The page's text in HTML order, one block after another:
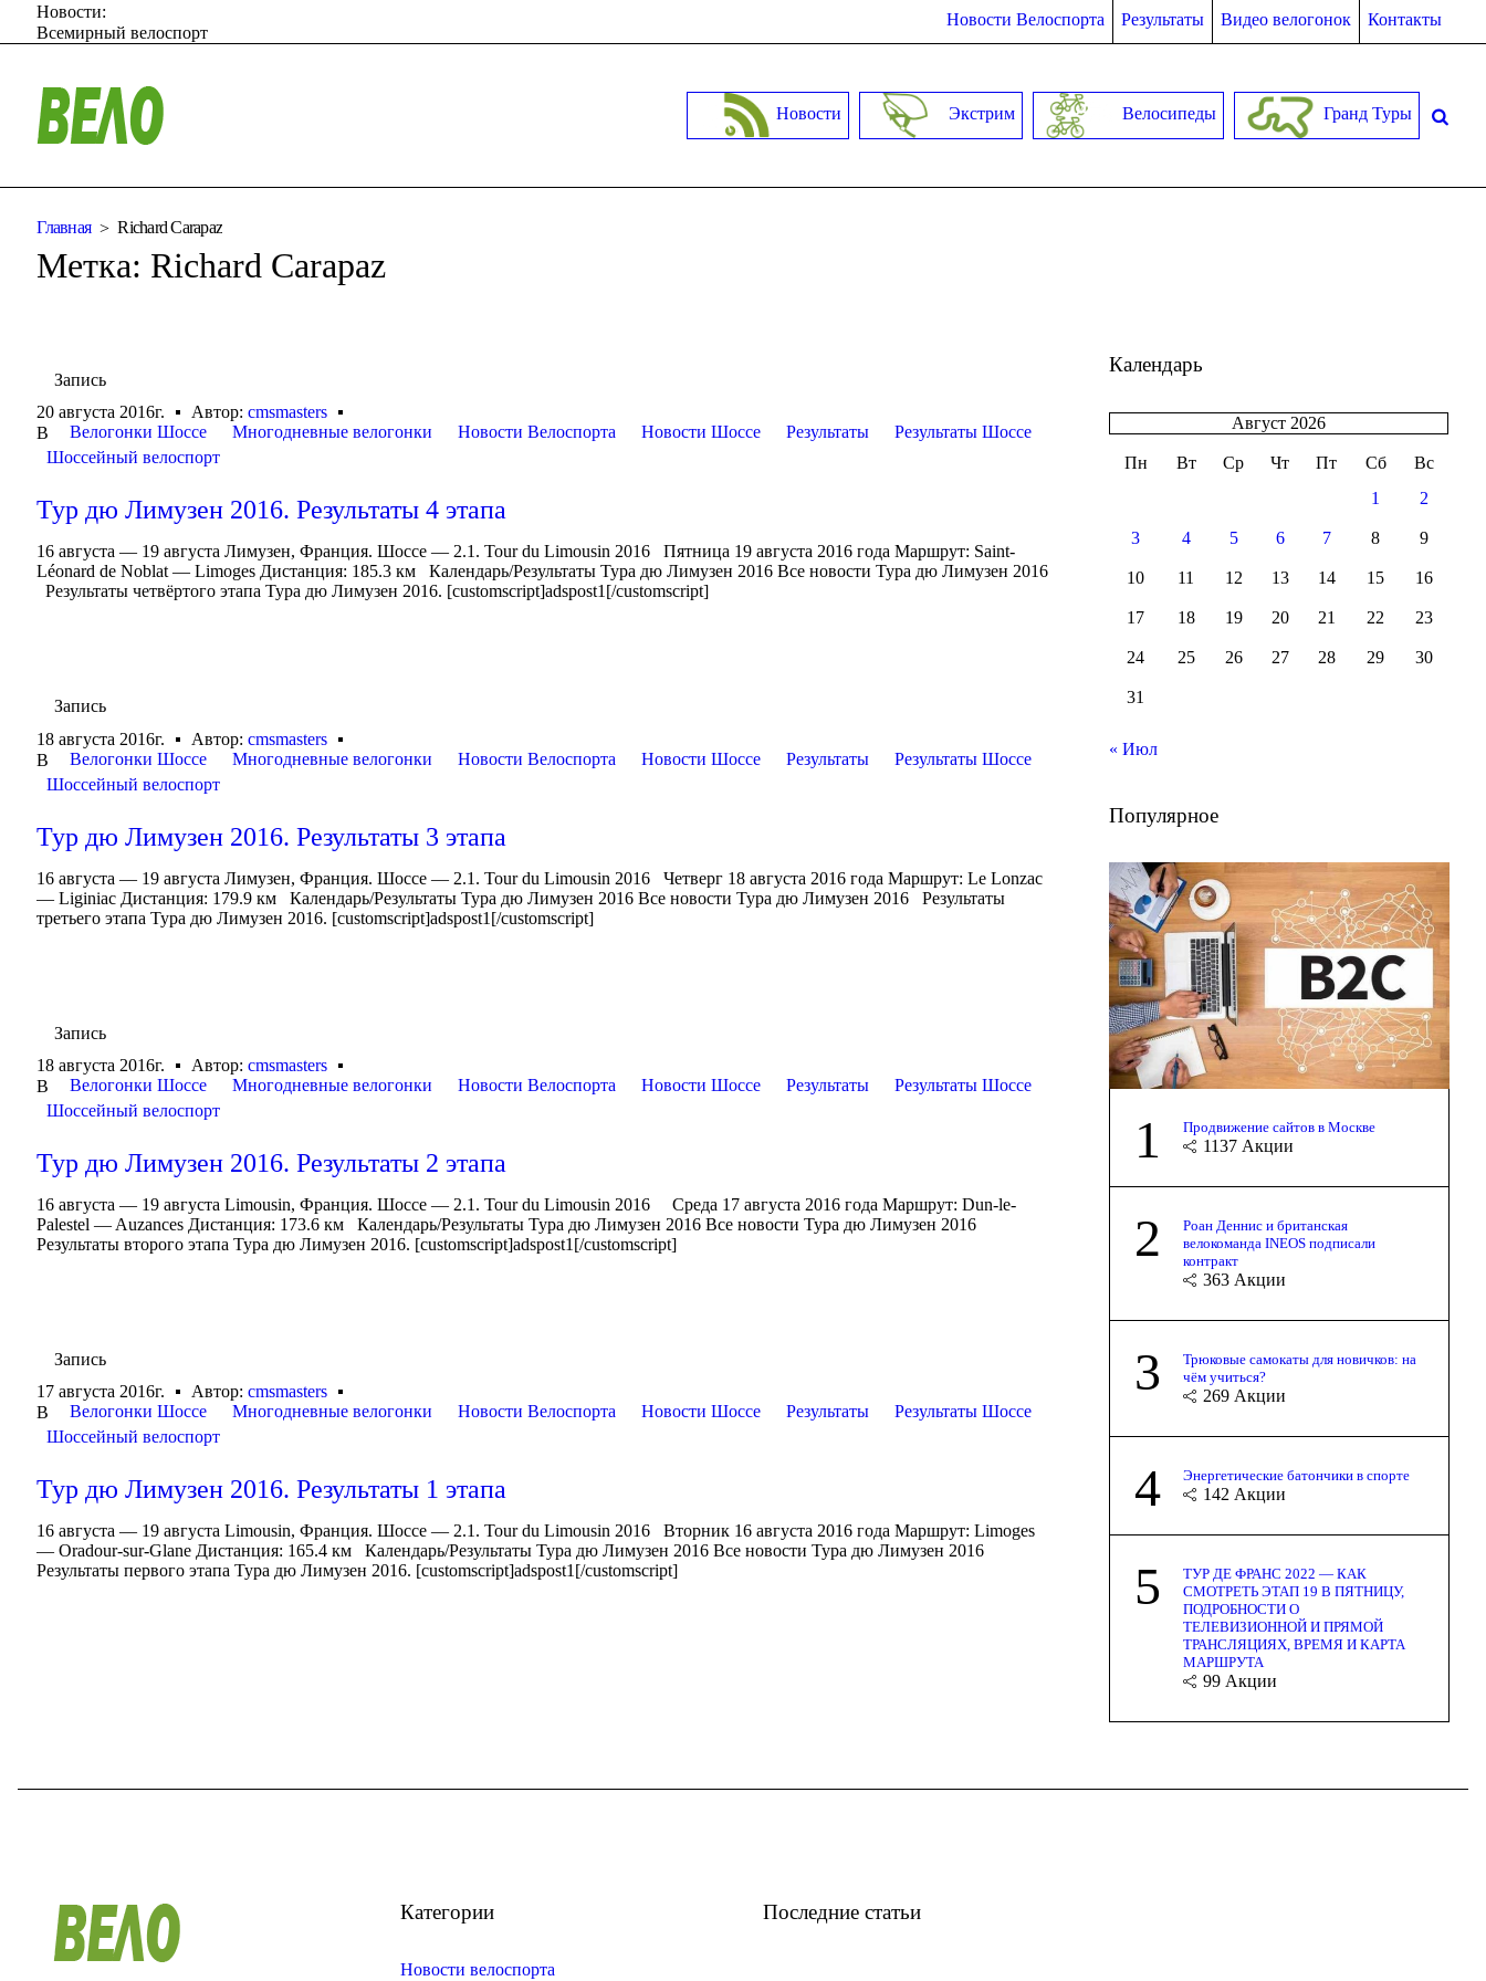
Новости Велоспорта Результаты Видео велогонок Контакты
Новости:
Всемирный велоспорт
Новости Экстрим Велосипеды Гранд Туры
Главная Richard Carapaz
Метка: Richard Carapaz
Запись
20 августа 2016г.
Автор:cmsmasters
В
Велогонки Шоссе Многодневные велогонки Новости Велоспорта Новости Шоссе Результаты
Результаты Шоссе
Шоссейный велоспорт
Тур дю Лимузен 2016. Результаты 4 этапа
16 августа — 19 августа Лимузен, Франция. Шоссе — 2.1. Tour du Limousin 2016 Пятница 19 августа 2016 года Маршрут: Saint-
Léonard de Noblat — Limoges Дистанция: 185.3 км Календарь/Результаты Тура дю Лимузен 2016 Все новости Тура дю Лимузен 2016
Результаты четвёртого этапа Тура дю Лимузен 2016. [customscript]adspost1[/customscript]
Запись
18 августа 2016г.
Автор:cmsmasters
В
Велогонки Шоссе Многодневные велогонки Новости Велоспорта Новости Шоссе Результаты
Результаты Шоссе
Шоссейный велоспорт
Тур дю Лимузен 2016. Результаты 3 этапа
16 августа — 19 августа Лимузен, Франция. Шоссе — 2.1. Tour du Limousin 2016 Четверг 18 августа 2016 года Маршрут: Le Lonzac
— Liginiac Дистанция: 179.9 км Календарь/Результаты Тура дю Лимузен 2016 Все новости Тура дю Лимузен 2016 Результаты
третьего этапа Тура дю Лимузен 2016. [customscript]adspost1[/customscript]
Запись
18 августа 2016г.
Автор:cmsmasters
В
Велогонки Шоссе Многодневные велогонки Новости Велоспорта Новости Шоссе Результаты
Результаты Шоссе
Шоссейный велоспорт
Тур дю Лимузен 2016. Результаты 2 этапа
16 августа — 19 августа Limousin, Франция. Шоссе — 2.1. Tour du Limousin 2016 Среда 17 августа 2016 года Маршрут: Dun-le-
Palestel — Auzances Дистанция: 173.6 км Календарь/Результаты Тура дю Лимузен 2016 Все новости Тура дю Лимузен 2016
Результаты второго этапа Тура дю Лимузен 2016. [customscript]adspost1[/customscript]
Запись
17 августа 2016г.
Автор:cmsmasters
В
Велогонки Шоссе Многодневные велогонки Новости Велоспорта Новости Шоссе Результаты
Результаты Шоссе
Шоссейный велоспорт
Тур дю Лимузен 2016. Результаты 1 этапа
16 августа — 19 августа Limousin, Франция. Шоссе — 2.1. Tour du Limousin 2016 Вторник 16 августа 2016 года Маршрут: Limoges
— Oradour-sur-Glane Дистанция: 165.4 км Календарь/Результаты Тура дю Лимузен 2016 Все новости Тура дю Лимузен 2016
Результаты первого этапа Тура дю Лимузен 2016. [customscript]adspost1[/customscript]
Календарь
Август 2026
Пн Вт Ср Чт Пт Сб
Вс
1
2
3 4 5 6 7 8 9
10 11 12 13 14 15 16
17 18 19 20 21 22 23
24 25 26 27 28 29 30
31
« Июл
Популярное
1 Продвижение сайтов в Москве
1137 Акции
2
Роан Деннис и британская
велокоманда INEOS подписали
контракт
363 Акции
3
Трюковые самокаты для новичков: на
чём учиться?
269 Акции
4 Энергетические батончики в спорте
142 Акции
5
ТУР ДЕ ФРАНС 2022 — КАК
СМОТРЕТЬ ЭТАП 19 В ПЯТНИЦУ,
ПОДРОБНОСТИ О
ТЕЛЕВИЗИОННОЙ И ПРЯМОЙ
ТРАНСЛЯЦИЯХ, ВРЕМЯ И КАРТА
МАРШРУТА
99 Акции
Категории
Новости велоспорта
Последние статьи